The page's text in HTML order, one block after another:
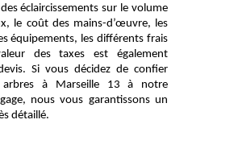
éclaircissements sur le volume
le coût des mains-d’œuvre, les
équipements, les différents frais
des taxes est également
Si vous décidez de confier
arbres à Marseille 13 à notre
nous vous garantissons un
détaillé.